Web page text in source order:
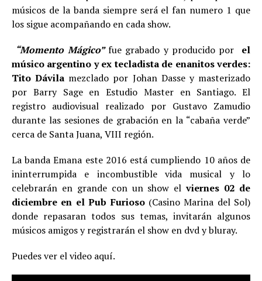
músicos de la banda siempre será el fan numero 1 que
los sigue acompañando en cada show.
“Momento Mágico” fue grabado y producido por
el
músico argentino y ex tecladista de enanitos verdes:
Tito Dávila mezclado por Johan Dasse y masterizado
por Barry Sage en Estudio Master en Santiago. El
registro audiovisual realizado por Gustavo Zamudio
durante las sesiones de grabación en la “cabaña verde”
cerca de Santa Juana, VIII región.
La banda Emana este 2016 está cumpliendo 10 años de
ininterrumpida e incombustible vida musical y lo
celebrarán en grande con un show elviernes 02 de
diciembre en el Pub Furioso(Casino Marina del Sol)
donde repasaran todos sus temas, invitarán algunos
músicos amigos y registrarán el show en dvd y bluray.
Puedes ver el video aquí.